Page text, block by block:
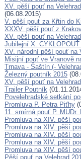
XV. pěší pouť na
(06.08.2015)
V. pěší pouť za Křtin do
XXXV. pěší pouť z
XV. pěší pouť na
Jubilejní X.
XV. národní pěší pouť na
Misijní pouť ve Vranově
Trnava - Šaštín (-
Železný poutník 2015
XV. pěší pouť na
Trailer Poutník
Povelehradské setkání
Promluva P. Petra Piťhy
11. smírná pouť P.
Promluva na XIV. pěší
Promluva na XIV. pěší
Promluva na XIV. pěší
Promluva na XIV. pěší
Promluva na XIV. pěší
Pěší pouť na Velehrad